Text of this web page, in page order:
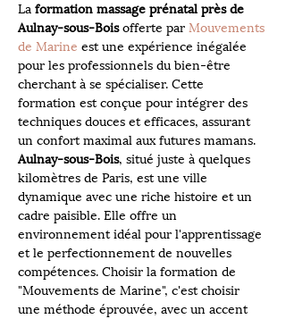
La formation massage prénatal près de
Aulnay-sous-Bois offerte par Mouvements
de Marine est une expérience inégalée
pour les professionnels du bien-être
cherchant à se spécialiser. Cette
formation est conçue pour intégrer des
techniques douces et efficaces, assurant
un confort maximal aux futures mamans.
Aulnay-sous-Bois, situé juste à quelques
kilomètres de Paris, est une ville
dynamique avec une riche histoire et un
cadre paisible. Elle offre un
environnement idéal pour l'apprentissage
et le perfectionnement de nouvelles
compétences. Choisir la formation de
"Mouvements de Marine", c'est choisir
une méthode éprouvée, avec un accent